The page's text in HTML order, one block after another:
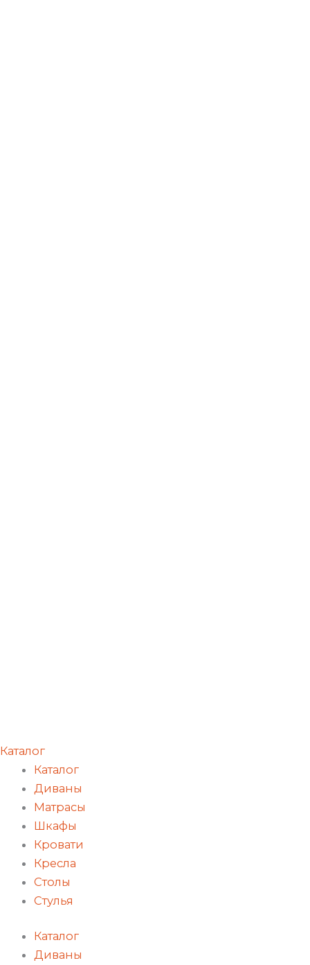
Каталог
Каталог
Диваны
Матрасы
Шкафы
Кровати
Кресла
Столы
Стулья
Каталог
Диваны